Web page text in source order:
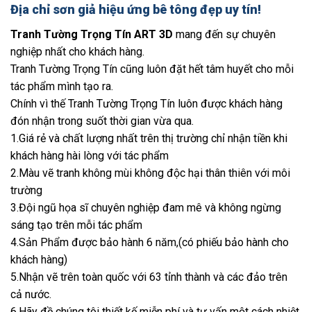
Địa chỉ sơn giả hiệu ứng bê tông đẹp uy tín!
Tranh Tường Trọng Tín ART 3D mang đến sự chuyên
nghiệp nhất cho khách hàng.
Tranh Tường Trọng Tín cũng luôn đặt hết tâm huyết cho mỗi
tác phẩm mình tạo ra.
Chính vì thế Tranh Tường Trọng Tín luôn được khách hàng
đón nhận trong suốt thời gian vừa qua.
1.Giá rẻ và chất lượng nhất trên thị trường chỉ nhận tiền khi
khách hàng hài lòng với tác phẩm
2.Màu vẽ tranh không mùi không độc hại thân thiên với môi
trường
3.Đội ngũ họa sĩ chuyên nghiệp đam mê và không ngừng
sáng tạo trên mỗi tác phẩm
4.Sản Phẩm được bảo hành 6 năm,(có phiếu bảo hành cho
khách hàng)
5.Nhận vẽ trên toàn quốc với 63 tỉnh thành và các đảo trên
cả nước.